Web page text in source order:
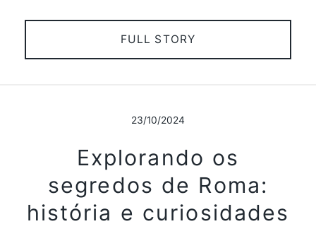
FULL STORY
23/10/2024
Explorando os
segredos de Roma:
história e curiosidades